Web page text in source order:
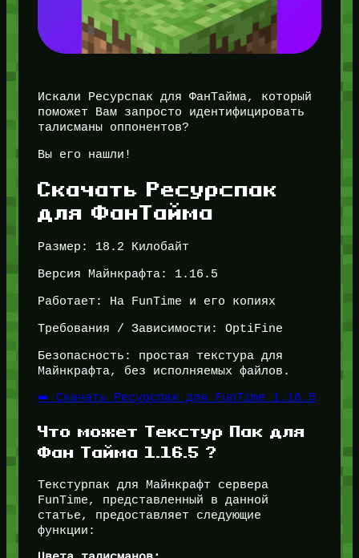
Искали Ресурспак для ФанТайма, который
поможет Вам запросто идентифицировать
талисманы оппонентов?
Вы его нашли!
Скачать Ресурспак
для ФанТайма
Размер: 18.2 Килобайт
Версия Майнкрафта: 1.16.5
Работает: На FunTime и его копиях
Требования / Зависимости: OptiFine
Безопасность: простая текстура для
Майнкрафта, без исполняемых файлов.
➡️ Скачать Ресурспак для FunTime 1.16.5
Что может Текстур Пак для
Фан Тайма 1.16.5 ?
Текстурпак для Майнкрафт сервера
FunTime, представленный в данной
статье, предоставляет следующие
функции: